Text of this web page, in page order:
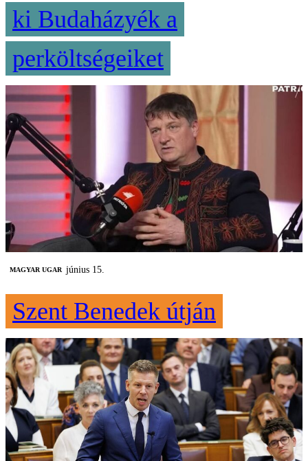
ki Budaházyék a
perköltségeiket
MAGYAR UGAR június 15.
Szent Benedek útján